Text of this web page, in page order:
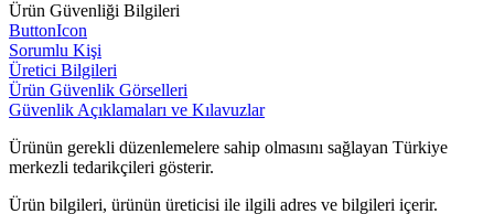
Ürün Güvenliği Bilgileri
ButtonIcon
Sorumlu Kişi
Üretici Bilgileri
Ürün Güvenlik Görselleri
Güvenlik Açıklamaları ve Kılavuzlar
Ürünün gerekli düzenlemelere sahip olmasını sağlayan Türkiye
merkezli tedarikçileri gösterir.
Ürün bilgileri, ürünün üreticisi ile ilgili adres ve bilgileri içerir.